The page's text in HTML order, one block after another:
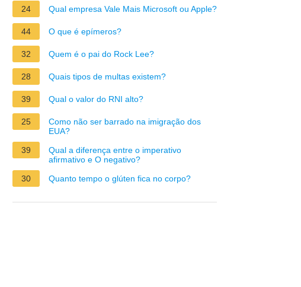
24 Qual empresa Vale Mais Microsoft ou Apple?
44 O que é epímeros?
32 Quem é o pai do Rock Lee?
28 Quais tipos de multas existem?
39 Qual o valor do RNI alto?
25
Como não ser barrado na imigração dos
EUA?
39
Qual a diferença entre o imperativo
afirmativo e O negativo?
30
Quanto tempo o glúten fica no corpo?